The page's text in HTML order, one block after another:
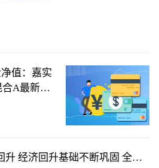
值：嘉实
A最新净
升 经济回升基础不断巩固 全球